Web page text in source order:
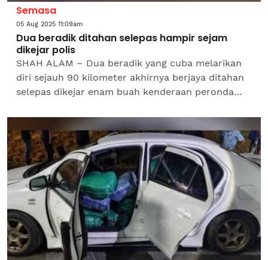
Semasa
05 Aug 2025 11:09am
Dua beradik ditahan selepas hampir sejam
dikejar polis
SHAH ALAM – Dua beradik yang cuba melarikan
diri sejauh 90 kilometer akhirnya berjaya ditahan
selepas dikejar enam buah kenderaan peronda
awal pagi...